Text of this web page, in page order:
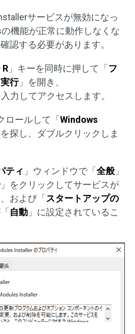
サービスが無効になっ
機能が正常に動作しなくな
認する必要があります。
R 」キーを同時に押して「 フ
行」を開き、
入力してアクセスします。
ロールして「 Windows
を探し、ダブルクリックしま
ティ 」ウィンドウで「 全般 」
」をクリックしてサービスが
および「 スタートアップの
自動 」に設定されているこ